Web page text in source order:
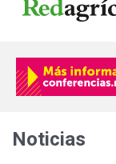
Noticias